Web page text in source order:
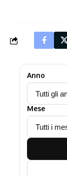
Anno
Mese